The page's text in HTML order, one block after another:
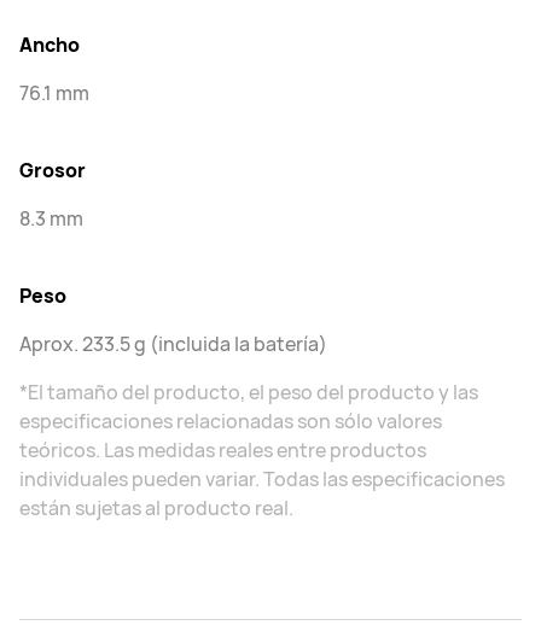
Ancho
76.1 mm
Grosor
8.3 mm
Peso
Aprox. 233.5 g (incluida la batería)
*El tamaño del producto, el peso del producto y las
especificaciones relacionadas son sólo valores
teóricos. Las medidas reales entre productos
individuales pueden variar. Todas las especificaciones
están sujetas al producto real.